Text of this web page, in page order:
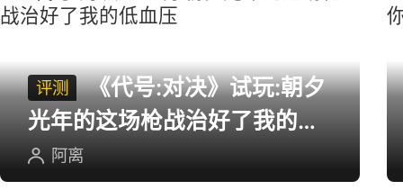
评测
《代号:对决》试玩:朝夕
光年的这场枪战治好了我的低
血压
阿离